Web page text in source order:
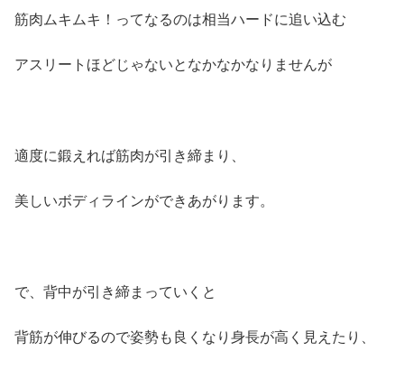
筋肉ムキムキ！ってなるのは相当ハードに追い込む
アスリートほどじゃないとなかなかなりませんが
適度に鍛えれば筋肉が引き締まり、
美しいボディラインができあがります。
で、背中が引き締まっていくと
背筋が伸びるので姿勢も良くなり身長が高く見えたり、